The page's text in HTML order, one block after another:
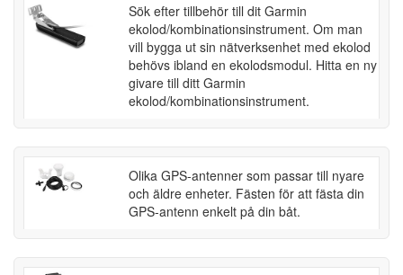
Sök efter tillbehör till dit Garmin
ekolod/kombinationsinstrument. Om man
vill bygga ut sin nätverksenhet med ekolod
behövs ibland en ekolodsmodul. Hitta en ny
givare till ditt Garmin
ekolod/kombinationsinstrument.
Olika GPS-antenner som passar till nyare
och äldre enheter. Fästen för att fästa din
GPS-antenn enkelt på din båt.